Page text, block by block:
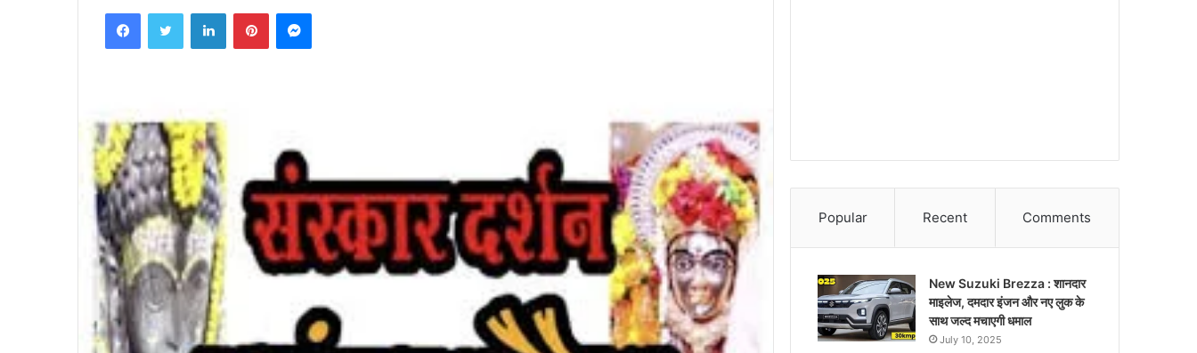
FacebookTwitter LinkedInPinterestMessenger
Popular Recent Comments
New Suzuki Brezza : शानदार
माइलेज, दमदार इंजन और नए लुक के
साथ जल्द मचाएगी धमाल
July 10, 2025